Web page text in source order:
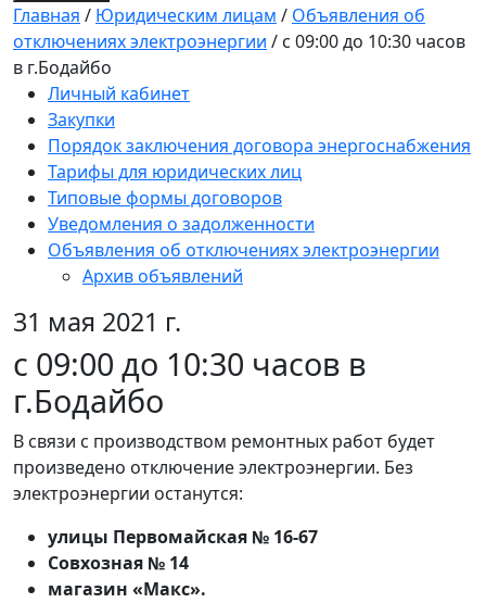
Главная / Юридическим лицам / Объявления об
отключениях электроэнергии / с 09:00 до 10:30 часов
в г.Бодайбо
Личный кабинет
Закупки
Порядок заключения договора энергоснабжения
Тарифы для юридических лиц
Типовые формы договоров
Уведомления о задолженности
Объявления об отключениях электроэнергии
Архив объявлений
31 мая 2021 г.
с 09:00 до 10:30 часов в
г.Бодайбо
В связи с производством ремонтных работ будет
произведено отключение электроэнергии. Без
электроэнергии останутся:
улицы Первомайская № 16-67
Совхозная № 14
магазин «Макс».